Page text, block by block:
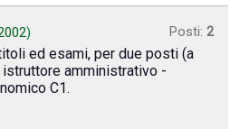
) Posti: 2
ed esami, per due posti (a
amministrativo -
C1.